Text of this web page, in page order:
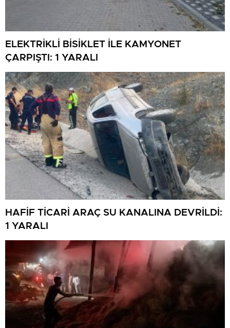
ELEKTRİKLİ BİSİKLET İLE KAMYONET
ÇARPIŞTI: 1 YARALI
HAFİF TİCARİ ARAÇ SU KANALINA DEVRİLDİ:
1 YARALI